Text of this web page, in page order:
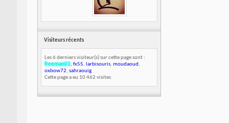
Visiteurs récents
Les 6 derniers visiteur(s) sur cette page sont :
freeman01, fx55, larbisouris, moudaoud,
oxbow72, sahraouig
Cette page a eu 10 462 visites